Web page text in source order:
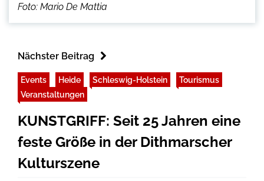
Foto: Mario De Mattia
Nächster Beitrag
Events Heide Schleswig-Holstein
Tourismus
Veranstaltungen
KUNSTGRIFF: Seit 25 Jahren eine
feste Größe in der Dithmarscher
Kulturszene